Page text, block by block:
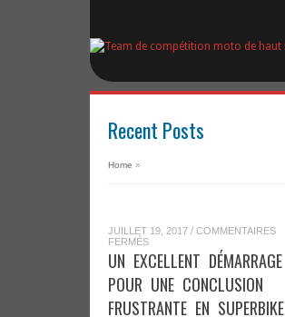
Recent Posts
Home »
JUILLET 19, 2017 / COMMENTAIRES
FERMÉSSUR
EXCELLENT
POUR
UNE
CONCLUSION
UN EXCELLENT DÉMARRAGE
POUR UNE CONCLUSION
FRUSTRANTE EN SUPERBIKE